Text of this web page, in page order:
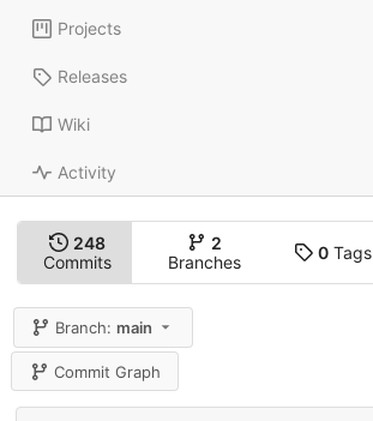
Projects
Releases
Wiki
Activity
248
Commits
2
Branches
0Tags
Branch:main
Commit Graph